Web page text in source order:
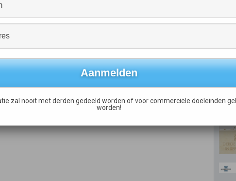
betaalt u geen aankoopkosten en u doet mee tegen
het OHRA New Energy Fonds vindt plaats op 1
zal nooit met derden gedeeld worden of voor commerciële doeleinden
worden!